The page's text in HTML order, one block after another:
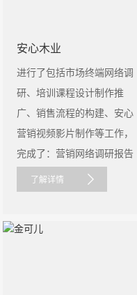
安心木业
进行了包括市场终端网络调
研、培训课程设计制作推
广、销售流程的构建、安心
营销视频影片制作等工作，
完成了：营销网络调研报告
、安......
了解详情